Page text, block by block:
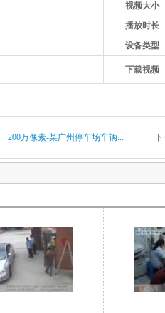
视频大小
播放时长
设备类型
下载视频
200万像素-某广州停车场车辆... 下